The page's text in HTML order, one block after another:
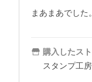
まあまあでした。
購入したス
スタンプ工